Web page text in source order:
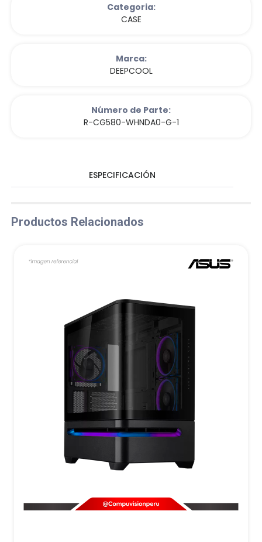
Categoria:
CASE
Marca:
DEEPCOOL
Número de Parte:
R-CG580-WHNDA0-G-1
ESPECIFICACIÓN
Productos Relacionados